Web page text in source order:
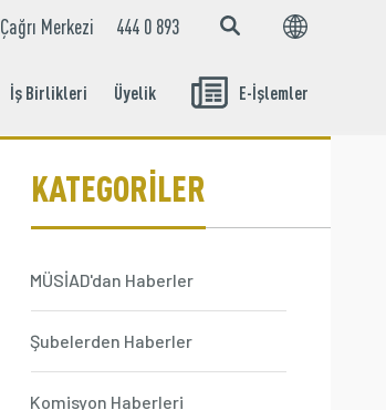
Çağrı Merkezi 444 0 893
İş Birlikleri Üyelik E-İşlemler
Aidat Ödeme
KATEGORİLER
MÜSİAD'dan Haberler
Şubelerden Haberler
Komisyon Haberleri